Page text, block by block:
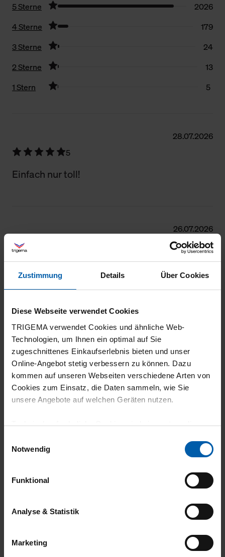
Zustimmung Details Über Cookies
Diese Webseite verwendet Cookies
TRIGEMA verwendet Cookies und ähnliche Web-
Technologien, um Ihnen ein optimal auf Sie
zugeschnittenes Einkaufserlebnis bieten und unser
Online-Angebot stetig verbessern zu können. Dazu
kommen auf unseren Webseiten verschiedene Arten von
Cookies zum Einsatz, die Daten sammeln, wie Sie
unsere Angebote auf welchen Geräten nutzen.
Technisch erforderliche Cookies sind eine notwendige
grundlegende Funktionen wie etwa zur Auswahl und
gewährleisten.
Für die Darstellung personalisierter Angebote, Anzeigen
und Inhalte aufgrund Ihres Nutzerverhaltens und Ihres
Zwecke zur Analyse und Optimierung unserer
Notwendig
Funktional
Analyse & Statistik
Marketing
5 Sterne
2026
4 Sterne
179
3 Sterne
24
2 Sterne
13
1 Stern
5
28.07.2026
5
Einfach nur toll!
26.07.2026
Auch hier: Wiederholungskauf, Qualität super
5
T-Shirt hat eine sehr gute Qualität. Es hält
viele Wäschen ohne Qualitätsverlust aus.
23.07.2026
haben.
23.07.2026